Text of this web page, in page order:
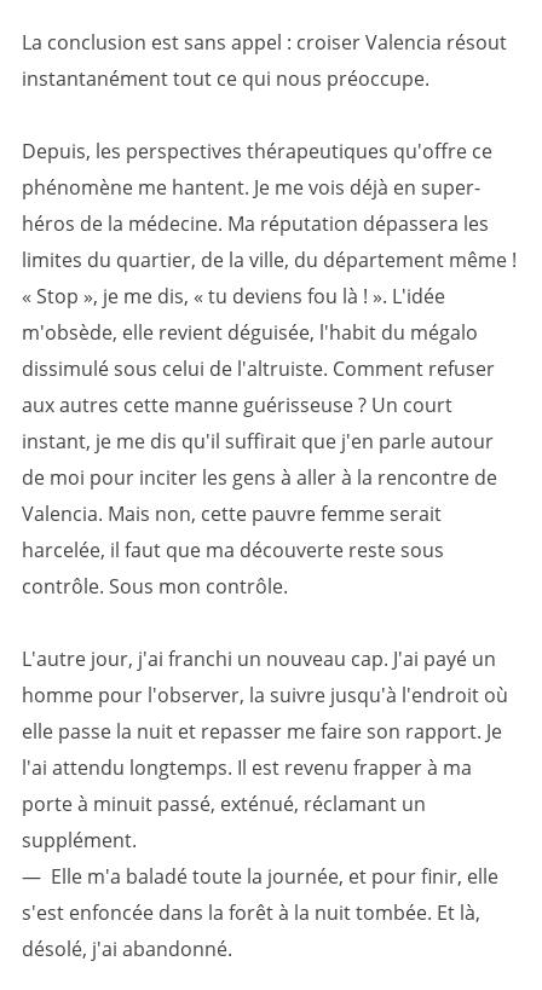
La conclusion est sans appel : croiser Valencia résout
instantanément tout ce qui nous préoccupe.
Depuis, les perspectives thérapeutiques qu'offre ce
phénomène me hantent. Je me vois déjà en super-
héros de la médecine. Ma réputation dépassera les
limites du quartier, de la ville, du département même !
« Stop », je me dis, « tu deviens fou là ! ». L'idée
m'obsède, elle revient déguisée, l'habit du mégalo
dissimulé sous celui de l'altruiste. Comment refuser
aux autres cette manne guérisseuse ? Un court
instant, je me dis qu'il suffirait que j'en parle autour
de moi pour inciter les gens à aller à la rencontre de
Valencia. Mais non, cette pauvre femme serait
harcelée, il faut que ma découverte reste sous
contrôle. Sous mon contrôle.
L'autre jour, j'ai franchi un nouveau cap. J'ai payé un
homme pour l'observer, la suivre jusqu'à l'endroit où
elle passe la nuit et repasser me faire son rapport. Je
l'ai attendu longtemps. Il est revenu frapper à ma
porte à minuit passé, exténué, réclamant un
supplément.
— Elle m'a baladé toute la journée, et pour finir, elle
s'est enfoncée dans la forêt à la nuit tombée. Et là,
désolé, j'ai abandonné.